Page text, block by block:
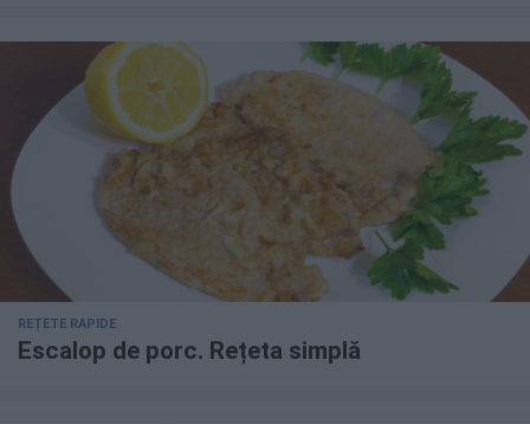
REȚETE RAPIDE
Escalop de porc. Rețeta simplă